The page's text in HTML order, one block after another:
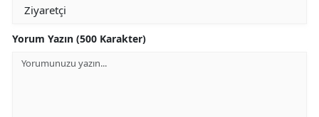
Yorum Yazın (500 Karakter)